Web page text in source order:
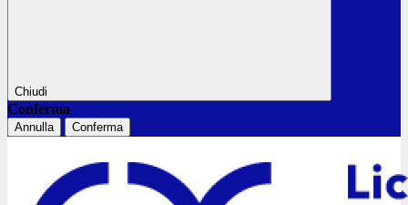
Chiudi
Conferma
Annulla Conferma